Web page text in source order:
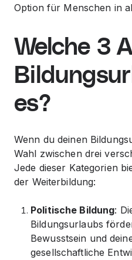
Option für Menschen in
Welche 3
es?
Wenn du deinen
Wahl zwischen drei
Jede dieser Kategorien
der Weiterbildung:
Politische Bildung:
Bildungsurlaubs
Bewusstsein und
gesellschaftliche